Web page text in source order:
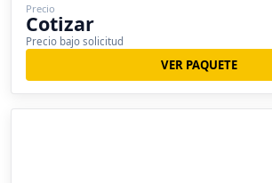
Precio
Cotizar
Precio bajo solicitud
VER PAQUETE